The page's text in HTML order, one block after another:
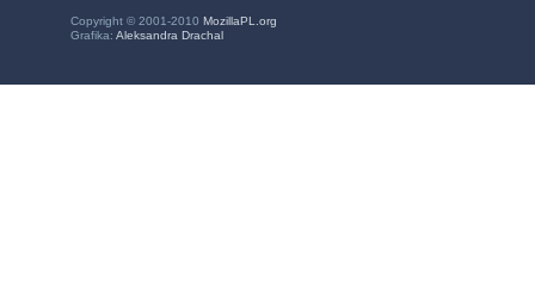
Copyright © 2001-2010 MozillaPL.org
Grafika: Aleksandra Drachal